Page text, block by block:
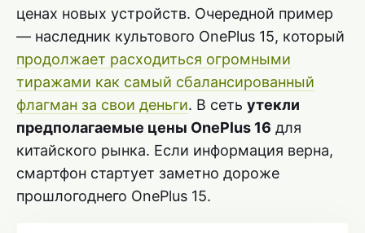
ценах новых устройств. Очередной пример
— наследник культового OnePlus 15, который
продолжает расходиться огромными
тиражами как самый сбалансированный
флагман за свои деньги. В сеть утекли
предполагаемые цены OnePlus 16 для
китайского рынка. Если информация верна,
смартфон стартует заметно дороже
прошлогоднего OnePlus 15.